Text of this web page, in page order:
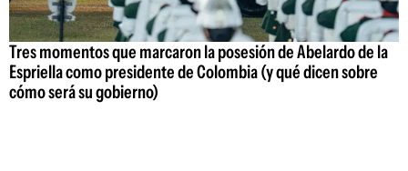
Tres momentos que marcaron la posesión de Abelardo de la
Espriella como presidente de Colombia (y qué dicen sobre
cómo será su gobierno)